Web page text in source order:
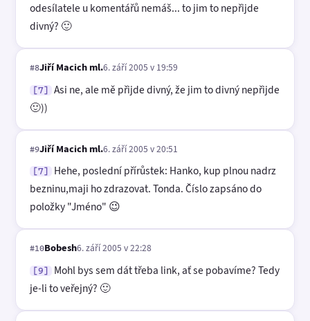
odesílatele u komentářů nemáš... to jim to nepřijde
divný? 🙂
#8Jiří Macich ml.6. září 2005 v 19:59
[7]
Asi ne, ale mě přijde divný, že jim to divný nepřijde
🙂))
#9Jiří Macich ml.6. září 2005 v 20:51
[7]
Hehe, poslední přírůstek: Hanko, kup plnou nadrz
bezninu,maji ho zdrazovat. Tonda. Číslo zapsáno do
položky "Jméno" 😉
#10Bobesh6. září 2005 v 22:28
[9]
Mohl bys sem dát třeba link, ať se pobavíme? Tedy
je-li to veřejný? 🙂